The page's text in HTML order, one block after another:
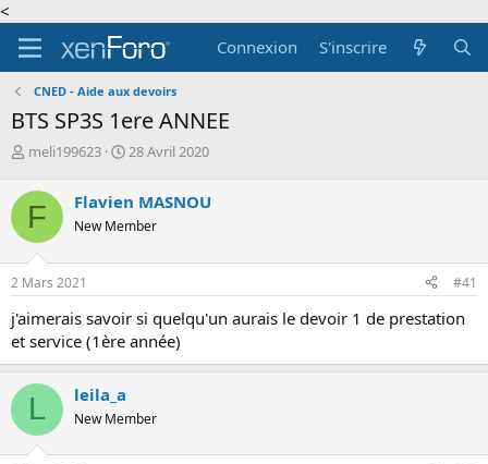
<
Connexion
S'inscrire
CNED - Aide aux devoirs
BTS SP3S 1ere ANNEE
A
t
e
u
r
d
e
a
d
i
s
u
meli199623
D
e
d
d
u
t
28 Avril 2020
F Flavien MASNOU
New Member
2 Mars 2021 #41
j'aimerais savoir si quelqu'un aurais le devoir 1 de prestation
et service (1ère année)
L leila_a
New Member